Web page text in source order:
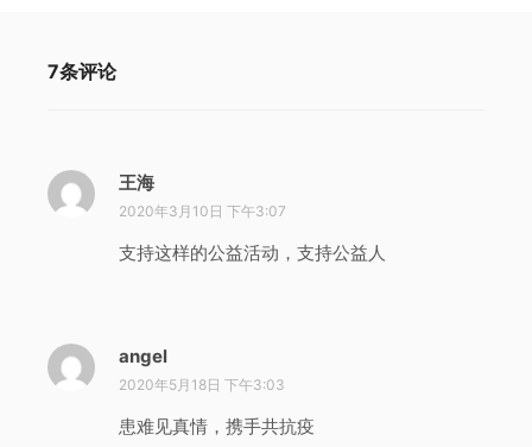
7条评论
王海
道
2020年3月10日 下午3:07
支持这样的公益活动，支持公益人
angel
道
2020年5月18日 下午3:03
患难见真情，携手共抗疫